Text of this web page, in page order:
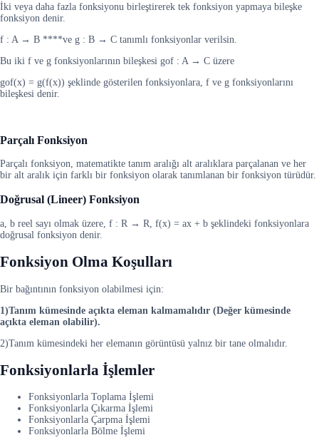
İki veya daha fazla fonksiyonu birleştirerek tek fonksiyon yapmaya bileşke
fonksiyon denir.
f : A → B ****ve g : B → C tanımlı fonksiyonlar verilsin.
Bu iki f ve g fonksiyonlarının bileşkesi gof : A → C üzere
gof(x) = g(f(x)) şeklinde gösterilen fonksiyonlara, f ve g fonksiyonlarını
bileşkesi denir.
Parçalı Fonksiyon
Parçalı fonksiyon, matematikte tanım aralığı alt aralıklara parçalanan ve her
bir alt aralık için farklı bir fonksiyon olarak tanımlanan bir fonksiyon türüdür.
Doğrusal (Lineer) Fonksiyon
a, b reel sayı olmak üzere, f : R → R, f(x) = ax + b şeklindeki fonksiyonlara
doğrusal fonksiyon denir.
Fonksiyon Olma Koşulları
Bir bağıntının fonksiyon olabilmesi için:
1)Tanım kümesinde açıkta eleman kalmamalıdır (Değer kümesinde
açıkta eleman olabilir).
2)Tanım kümesindeki her elemanın görüntüsü yalnız bir tane olmalıdır.
Fonksiyonlarla İşlemler
Fonksiyonlarla Toplama İşlemi
Fonksiyonlarla Çıkarma İşlemi
Fonksiyonlarla Çarpma İşlemi
Fonksiyonlarla Bölme İşlemi